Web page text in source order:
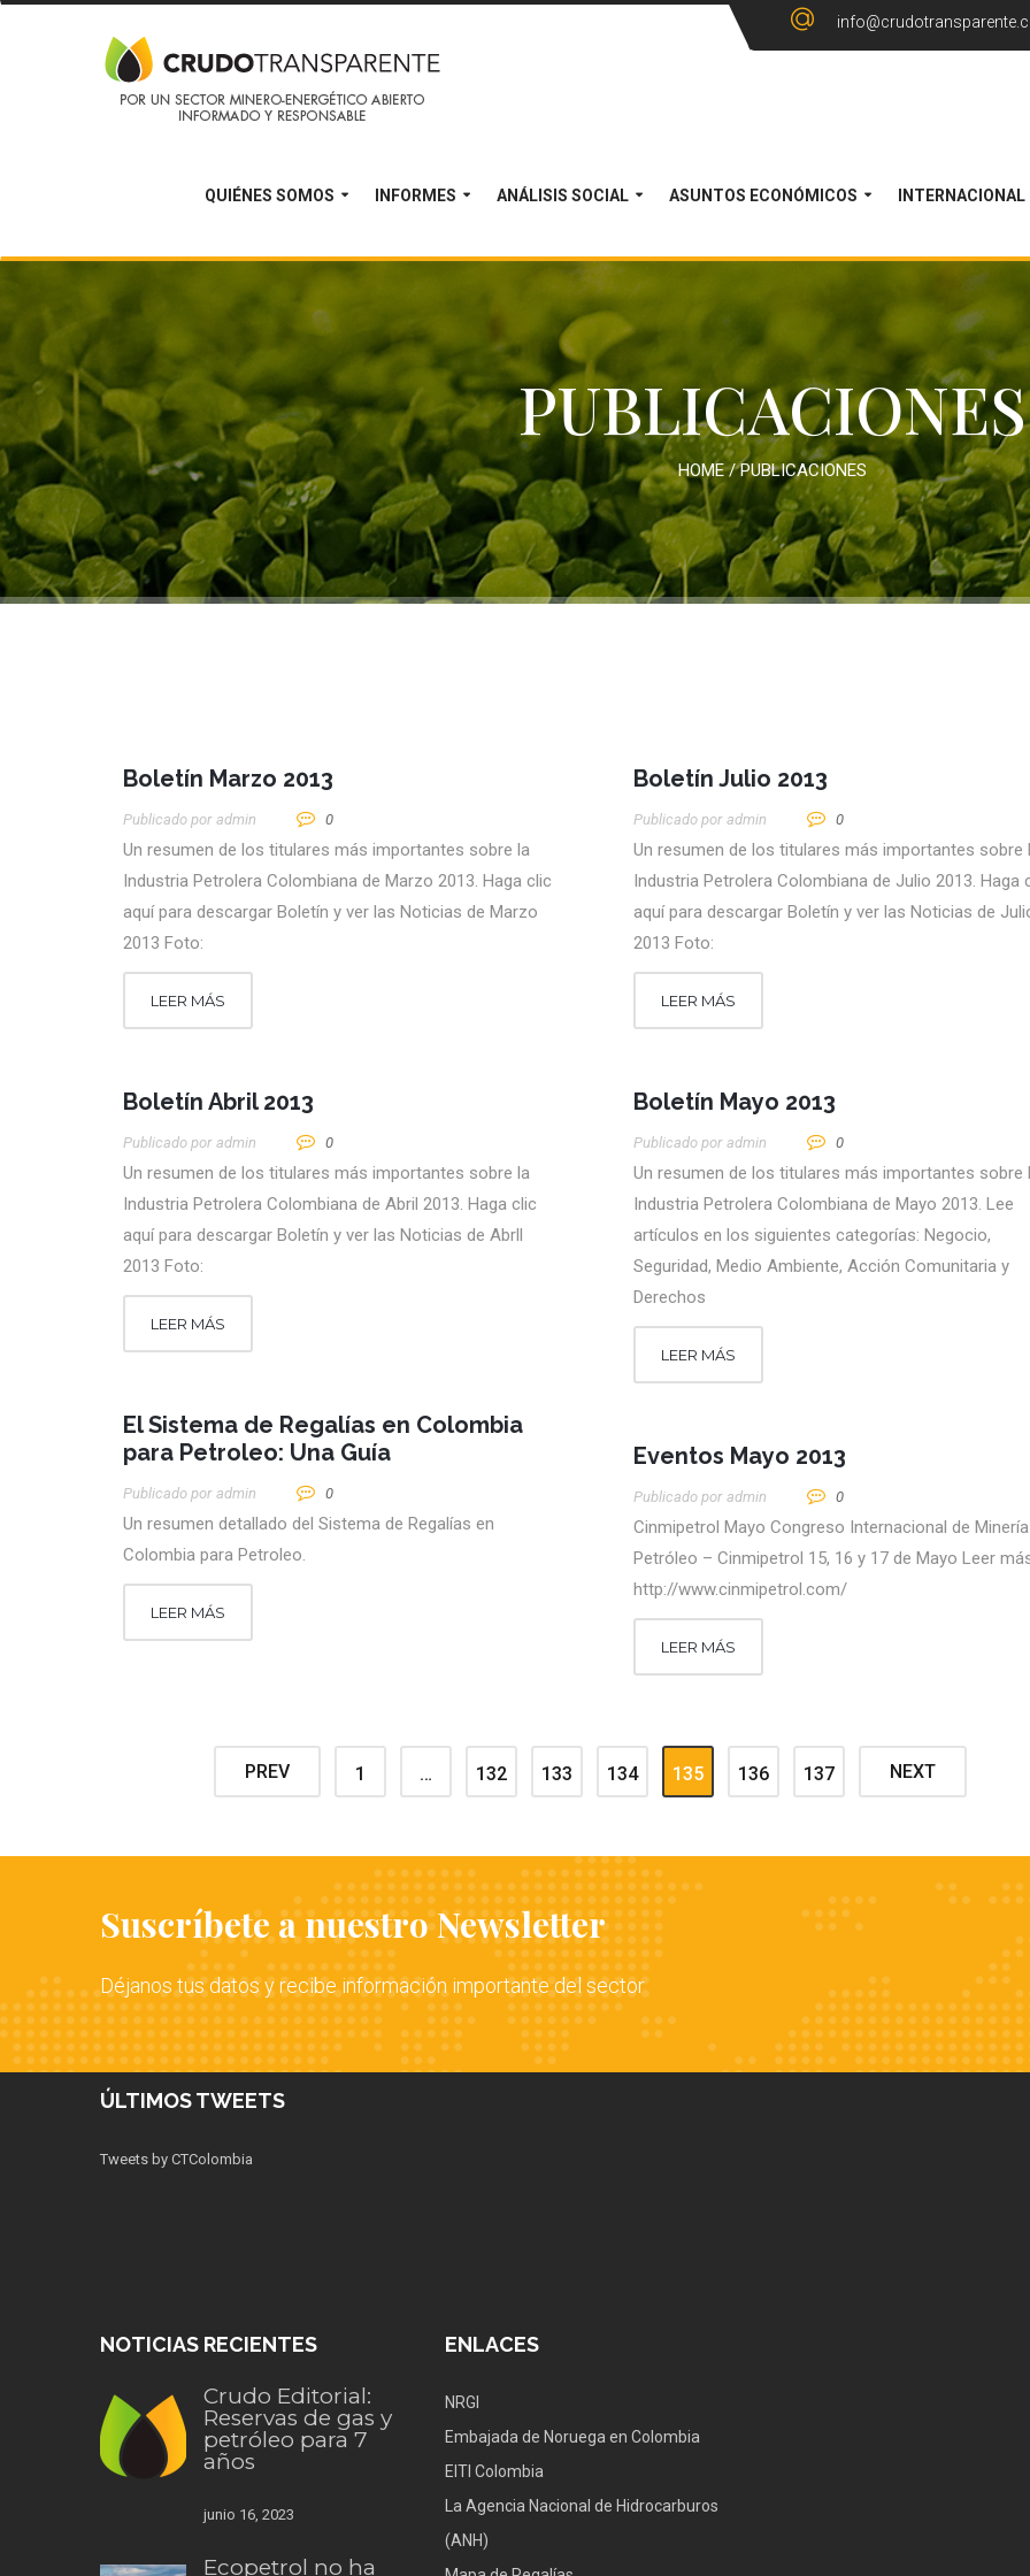
QUIÉNES SOMOS INFORMES ANÁLISIS SOCIAL ASUNTOS ECONÓMICOS INTERNACIONAL
PUBLICACIONES
HOME/PUBLICACIONES
Boletín Marzo 2013
Publicado por Admin 0
Un resumen de los titulares más importantes sobre la
Industria Petrolera Colombiana de Marzo 2013. Haga clic
aquí para descargar Boletín y ver las Noticias de Marzo
2013 Foto:
LEER MÁS
Boletín Julio 2013
Publicado por Admin 0
Un resumen de los titulares más importantes sobre
Industria Petrolera Colombiana de Julio 2013. Haga
aquí para descargar Boletín y ver las Noticias de
2013 Foto:
LEER MÁS
Boletín Abril 2013
Publicado por Admin 0
Un resumen de los titulares más importantes sobre la
Industria Petrolera Colombiana de Abril 2013. Haga clic
aquí para descargar Boletín y ver las Noticias de Abrll
2013 Foto:
LEER MÁS
Boletín Mayo 2013
Publicado por Admin 0
Un resumen de los titulares más importantes sobre
Industria Petrolera Colombiana de Mayo 2013. Lee
artículos en los siguientes categorías: Negocio,
Seguridad, Medio Ambiente, Acción Comunitaria y
Derechos
LEER MÁS
El Sistema de Regalías en Colombia
para Petroleo: Una Guía
Publicado por Admin 0
Un resumen detallado del Sistema de Regalías en
Colombia para Petroleo.
LEER MÁS
Eventos Mayo 2013
Publicado por Admin 0
Cinmipetrol Mayo Congreso Internacional de
Petróleo – Cinmipetrol 15, 16 y 17 de Mayo Leer
http://www.cinmipetrol.com/
LEER MÁS
PREV 1 … 132 133 134 135 136 137 NEXT
Suscríbete a nuestro Newsletter
Déjanos tus datos y recibe información importante del sector
ÚLTIMOS TWEETS
Tweets by CTColombia
NOTICIAS RECIENTES
Crudo Editorial:
Reservas de gas y
petróleo para 7
años
junio 16, 2023
Ecopetrol no ha
ENLACES
NRGI
Embajada de Noruega en Colombia
EITI Colombia
La Agencia Nacional de Hidrocarburos
(ANH)